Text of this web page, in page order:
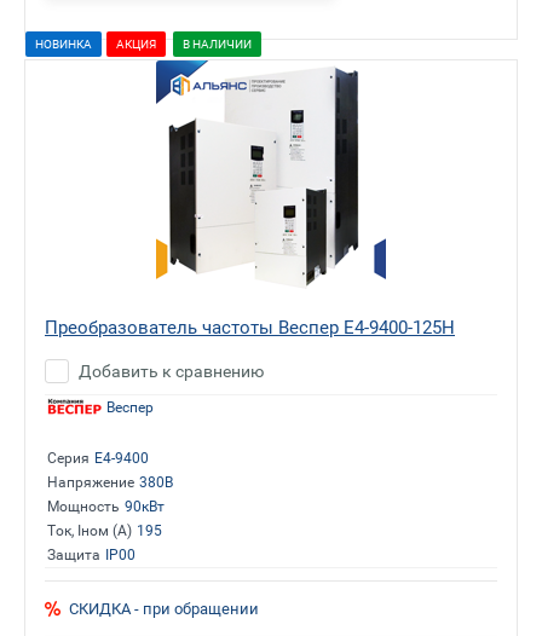
НОВИНКА АКЦИЯ В НАЛИЧИИ
Преобразователь частоты Веспер E4-9400-125H
Добавить к сравнению
Веспер
Серия E4-9400
Напряжение 380В
Мощность 90кВт
Ток, Iном (А) 195
Защита IP00
СКИДКА - при обращении